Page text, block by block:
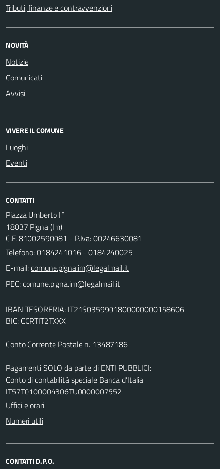
Tributi, finanze e contravvenzioni
NOVITÀ
Notizie
Comunicati
Avvisi
VIVERE IL COMUNE
Luoghi
Eventi
CONTATTI
Piazza Umberto I°
18037 Pigna (Im)
C.F. 81002590081 - P.Iva: 00246630081
Telefono:0184241016 - 0184240025
E-mail:
PEC:
IBAN TESORERIA: IT21S0359901800000000158606
BIC: CCRTIT2TXXX
Conto Corrente Postale n. 13487186
Pagamenti SOLO da parte di ENTI PUBBLICI:
Conto di contabilità speciale Banca d’Italia
IT57T0100004306TU0000007552
Uffici e orari
Numeri utili
CONTATTI D.P.O.